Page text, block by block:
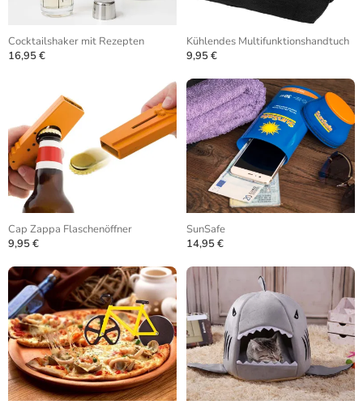
Cocktailshaker mit Rezepten
16,95 €
Kühlendes Multifunktionshandtuch
9,95 €
Cap Zappa Flaschenöffner
9,95 €
SunSafe
14,95 €